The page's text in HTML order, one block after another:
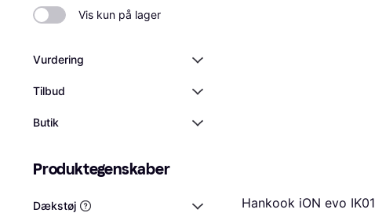
Vis kun på lager
Vurdering
Tilbud
Butik
Produktegenskaber
Dækstøj
Hankook iON evo IK01